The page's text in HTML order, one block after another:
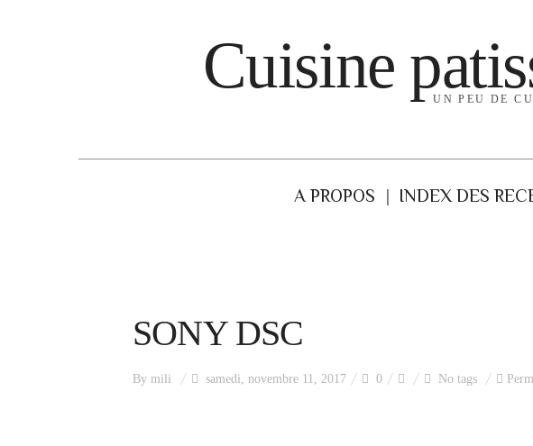
Cuisine UN PEU DE
A PROPOS INDEX DES
SONY DSC
By mili samedi, novembre 11, 2017 0 No tags